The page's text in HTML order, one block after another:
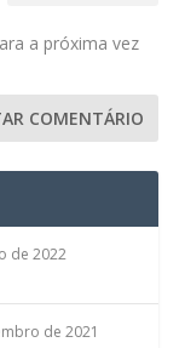
a próxima vez
de 2022
de 2021